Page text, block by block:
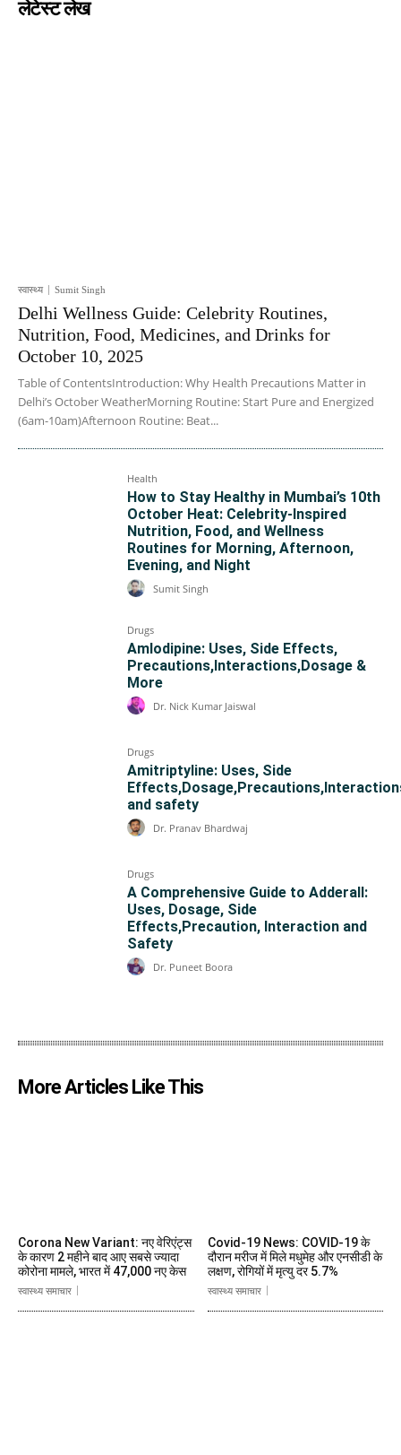
लेटेस्ट लेख
स्वास्थ्य Sumit Singh
Delhi Wellness Guide: Celebrity Routines,
Nutrition, Food, Medicines, and Drinks for
October 10, 2025
Table of ContentsIntroduction: Why Health Precautions Matter in
Delhi’s October WeatherMorning Routine: Start Pure and Energized
(6am-10am)Afternoon Routine: Beat...
Health
How to Stay Healthy in Mumbai’s 10th
October Heat: Celebrity-Inspired
Nutrition, Food, and Wellness
Routines for Morning, Afternoon,
Evening, and Night
Sumit Singh
Drugs
Amlodipine: Uses, Side Effects,
Precautions,Interactions,Dosage &
More
Dr. Nick Kumar Jaiswal
Drugs
Amitriptyline: Uses, Side
and safety
Dr. Pranav Bhardwaj
Drugs
A Comprehensive Guide to Adderall:
Uses, Dosage, Side
Effects,Precaution, Interaction and
Safety
Dr. Puneet Boora
More Articles Like This
Corona New Variant: नए वेरिएंट्स
के कारण 2 महीने बाद आए सबसे ज्यादा
कोरोना मामले, भारत में 47,000 नए केस
स्वास्थ्य समाचार
Covid-19 News: COVID-19 के
दौरान मरीज में मिले मधुमेह और एनसीडी के
लक्षण, रोगियों में मृत्यु दर 5.7%
स्वास्थ्य समाचार